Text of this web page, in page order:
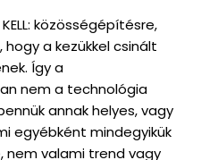
közösségépítésre,
a kezükkel csinált
Így a
nem a technológia
annak helyes, vagy
egyébként mindegyikük
nem valami trend vagy